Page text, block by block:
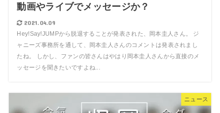
動画やライブでメッセージか？
2021.04.09
Hey!Say!JUMPから脱退することが発表された、岡本圭人さん。 ジ
ャニーズ事務所を通して、岡本圭人さんのコメントは発表されまし
たね。 しかし、ファンの皆さんはやはり岡本圭人さんから直接のメ
ッセージを聞きたいですよね...
ニュース